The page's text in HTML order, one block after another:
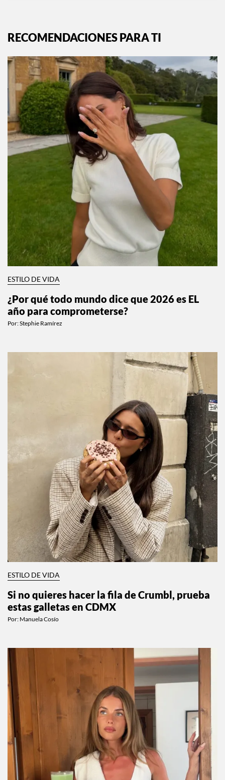
¿Por qué todo mundo dice que 2026 es EL
año para comprometerse?
Si no quieres hacer la fila de Crumbl, prueba
estas galletas en CDMX